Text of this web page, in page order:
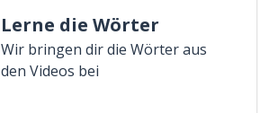
Lerne die Wörter
Wir bringen dir die Wörter aus
den Videos bei